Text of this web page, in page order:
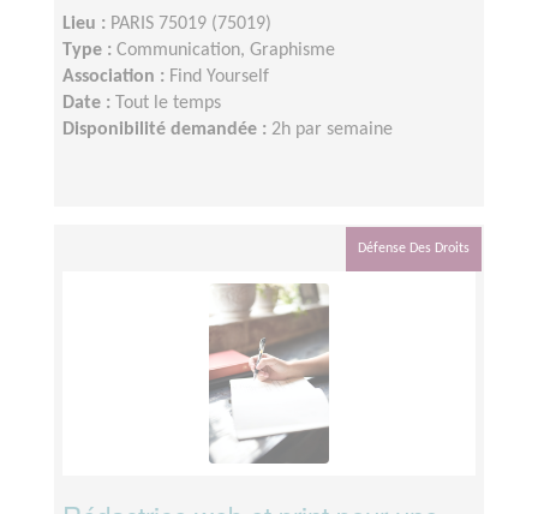
Lieu : PARIS 75019 (75019)
Type : Communication, Graphisme
Association : Find Yourself
Date :
Tout le temps
Disponibilité demandée : 2h par semaine
Défense Des Droits